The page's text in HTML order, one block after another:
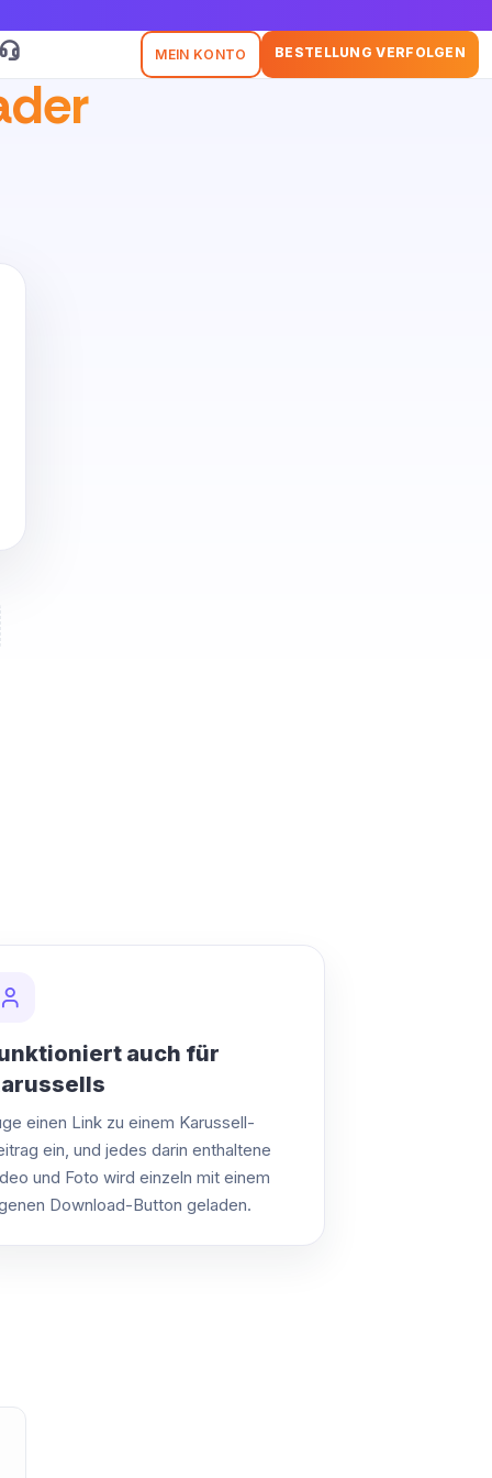
MEIN KONTO BESTELLUNG VERFOLGEN
auch für
einen Link zu einem Karussell-
ein, und jedes darin enthaltene
und Foto wird einzeln mit einem
Download-Button geladen.